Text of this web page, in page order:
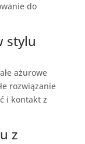
do
stylu
ażurowe
rozwiązanie
i kontakt z
z